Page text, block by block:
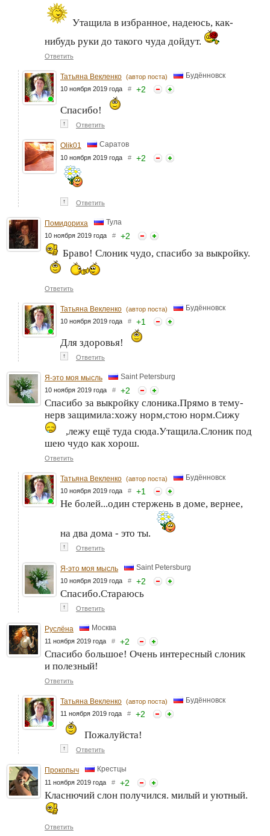
Утащила в избранное, надеюсь, как-
нибудь руки до такого чуда дойдут.
Ответить
Татьяна Векленко (автор поста) Будённовск
10 ноября 2019 года # +2
Спасибо!
↑ Ответить
Olik01 Саратов
10 ноября 2019 года # +2
↑ Ответить
Помидориха Тула
10 ноября 2019 года # +2
Браво! Слоник чудо, спасибо за выкройку.
Ответить
Татьяна Векленко (автор поста) Будённовск
10 ноября 2019 года # +1
Для здоровья!
↑ Ответить
Я-это моя мысль Saint Petersburg
10 ноября 2019 года # +2
Спасибо за выкройку слоника.Прямо в тему-
нерв защимила:хожу норм,стою норм.Сижу
,лежу ещё туда сюда.Утащила.Слоник под
шею чудо как хорош.
Ответить
Татьяна Векленко (автор поста) Будённовск
10 ноября 2019 года # +1
Не болей...один стержень в доме, вернее,
на два дома - это ты.
↑ Ответить
Я-это моя мысль Saint Petersburg
10 ноября 2019 года # +2
Спасибо.Стараюсь
↑ Ответить
Руслёна Москва
11 ноября 2019 года # +2
Спасибо большое! Очень интересный слоник
и полезный!
Ответить
Татьяна Векленко (автор поста) Будённовск
11 ноября 2019 года # +2
Пожалуйста!
↑ Ответить
Прокопыч Крестцы
11 ноября 2019 года # +2
Класнючий слон получился. милый и уютный.
Ответить